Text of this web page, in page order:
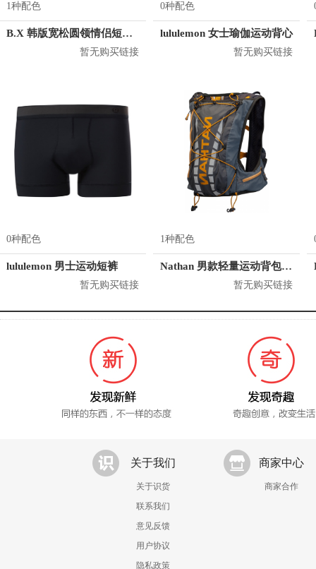
1种配色
B.X 韩版宽松圆领情侣短袖T恤 男女同款 T-6202-002001
暂无购买链接
0种配色
lululemon 女士瑜伽运动背心
暂无购买链接
0种配色
lululemon 男士运动短裤
暂无购买链接
1种配色
Nathan 男款轻量运动背包 4532
暂无购买链接
关于我们
关于识货
联系我们
意见反馈
用户协议
隐私政策
商家中心
商家合作